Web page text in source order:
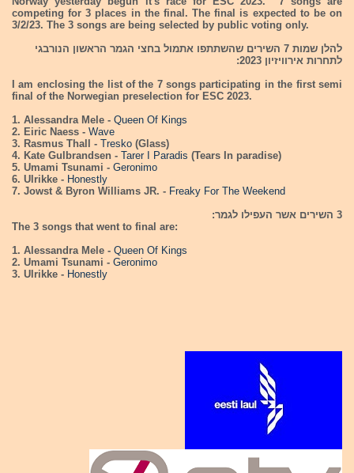
competing for 3 places in the final. The final is expected to be on
3/2/23. The 3 songs are being selected by public voting only.
להלן שמות 7 השירים שהשתתפו אתמול בחצי הגמר הראשון הנורבגי
לתחרות אירוויזיון 2023:
I am enclosing the list of the 7 songs participating in the first semi
final of the Norwegian preselection for ESC 2023.
1. Alessandra Mele - Queen Of Kings
2. Eiric Naess - Wave
3. Rasmus Thall - Tresko (Glass)
4. Kate Gulbrandsen - Tarer I Paradis (Tears In paradise)
5. Umami Tsunami - Geronimo
6. Ulrikke - Honestly
7. Jowst & Byron Williams JR. - Freaky For The Weekend
3 השירים אשר העפילו לגמר:
The 3 songs that went to final are:
1. Alessandra Mele - Queen Of Kings
2. Umami Tsunami - Geronimo
3. Ulrikke - Honestly